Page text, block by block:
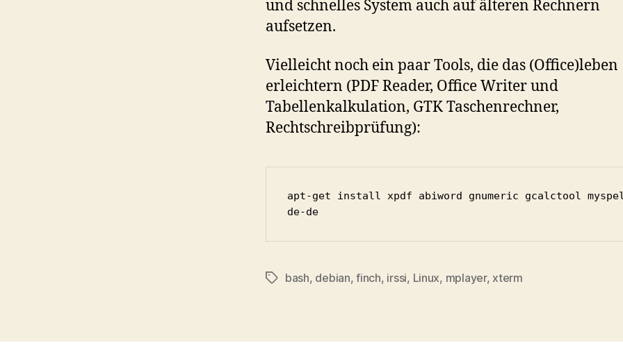
und schnelles System auch auf älteren Rechnern
aufsetzen.
Vielleicht noch ein paar Tools, die das (Office)leben
erleichtern (PDF Reader, Office Writer und
Tabellenkalkulation, GTK Taschenrechner,
Rechtschreibprüfung):
apt-get install xpdf abiword gnumeric gcalctool
de-de
Schlagwörter
bash, debian,finch, irssi, Linux, mplayer, xterm